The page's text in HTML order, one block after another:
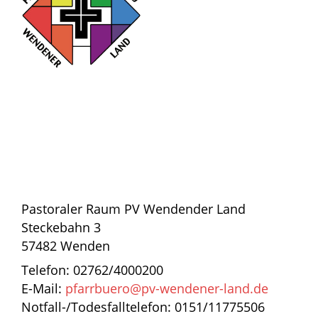
Pastoraler Raum PV Wendender Land
Steckebahn 3
57482 Wenden
Telefon: 02762/4000200
E-Mail: pfarrbuero@pv-wendener-land.de
Notfall-/Todesfalltelefon: 0151/11775506